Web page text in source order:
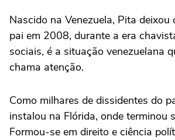
Nascido na Venezuela, Pita deixou
pai em 2008, durante a era
sociais, é a situação venezuelana
chama atenção.
Como milhares de dissidentes do
instalou na Flórida, onde terminou
Formou-se em direito e ciência